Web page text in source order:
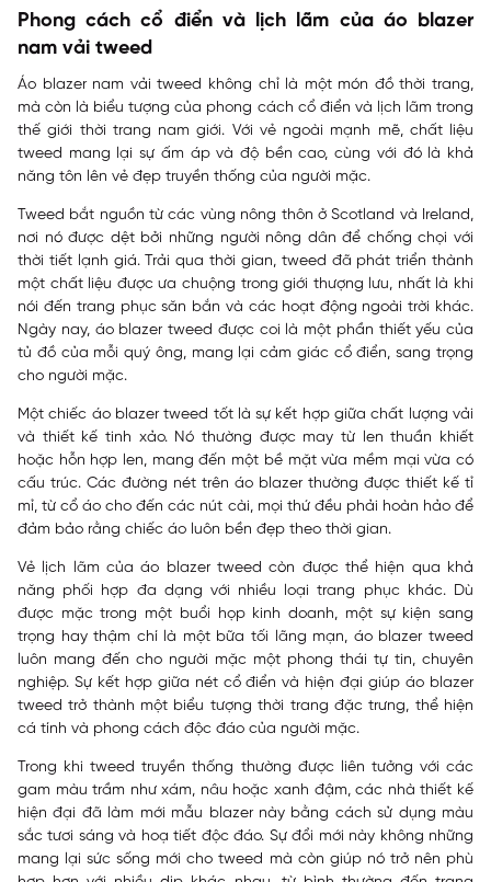
Phong cách cổ điển và lịch lãm của áo blazer
nam vải tweed
Áo blazer nam vải tweed không chỉ là một món đồ thời trang,
mà còn là biểu tượng của phong cách cổ điển và lịch lãm trong
thế giới thời trang nam giới. Với vẻ ngoài mạnh mẽ, chất liệu
tweed mang lại sự ấm áp và độ bền cao, cùng với đó là khả
năng tôn lên vẻ đẹp truyền thống của người mặc.
Tweed bắt nguồn từ các vùng nông thôn ở Scotland và Ireland,
nơi nó được dệt bởi những người nông dân để chống chọi với
thời tiết lạnh giá. Trải qua thời gian, tweed đã phát triển thành
một chất liệu được ưa chuộng trong giới thượng lưu, nhất là khi
nói đến trang phục săn bắn và các hoạt động ngoài trời khác.
Ngày nay, áo blazer tweed được coi là một phần thiết yếu của
tủ đồ của mỗi quý ông, mang lại cảm giác cổ điển, sang trọng
cho người mặc.
Một chiếc áo blazer tweed tốt là sự kết hợp giữa chất lượng vải
và thiết kế tinh xảo. Nó thường được may từ len thuần khiết
hoặc hỗn hợp len, mang đến một bề mặt vừa mềm mại vừa có
cấu trúc. Các đường nét trên áo blazer thường được thiết kế tỉ
mỉ, từ cổ áo cho đến các nút cài, mọi thứ đều phải hoàn hảo để
đảm bảo rằng chiếc áo luôn bền đẹp theo thời gian.
Vẻ lịch lãm của áo blazer tweed còn được thể hiện qua khả
năng phối hợp đa dạng với nhiều loại trang phục khác. Dù
được mặc trong một buổi họp kinh doanh, một sự kiện sang
trọng hay thậm chí là một bữa tối lãng mạn, áo blazer tweed
luôn mang đến cho người mặc một phong thái tự tin, chuyên
nghiệp. Sự kết hợp giữa nét cổ điển và hiện đại giúp áo blazer
tweed trở thành một biểu tượng thời trang đặc trưng, thể hiện
cá tính và phong cách độc đáo của người mặc.
Trong khi tweed truyền thống thường được liên tưởng với các
gam màu trầm như xám, nâu hoặc xanh đậm, các nhà thiết kế
hiện đại đã làm mới mẫu blazer này bằng cách sử dụng màu
sắc tươi sáng và hoạ tiết độc đáo. Sự đổi mới này không những
mang lại sức sống mới cho tweed mà còn giúp nó trở nên phù